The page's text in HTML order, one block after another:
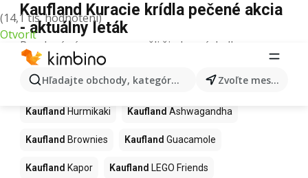
(14,1 tis. hodnotení)
Otvoriť
Hľadajte obchody, kategórie, produkty... Zvoľte mesto
Kaufland Kuracie krídla pečené akcia
- aktuálny leták
Pre daný výraz sme nenašli žiadne výsledky.
Ďalšie produkty v obchodoch
Kaufland
Kaufland Hurmikaki Kaufland Ashwagandha
Kaufland Brownies Kaufland Guacamole
Kaufland Kapor Kaufland LEGO Friends